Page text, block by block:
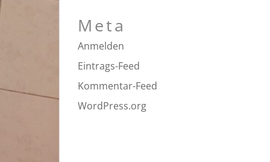
Meta
Anmelden
Eintrags-Feed
Kommentar-Feed
WordPress.org